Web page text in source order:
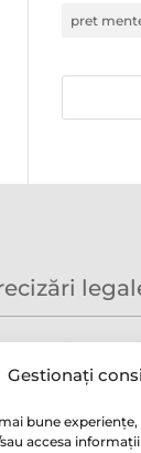
Gestionați
bune
accesa
pret
și
Politica GDPR
Politica